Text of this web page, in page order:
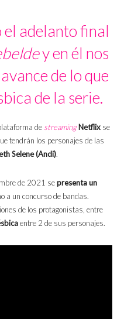
adelanto final
y en él nos
de lo que
de la serie.
de streaming Netflix se
tendrán los personajes de las
Selene(Andi).
de 2021 sepresenta un
a un concurso de bandas.
de los protagonistas, entre
entre 2 de sus personajes.